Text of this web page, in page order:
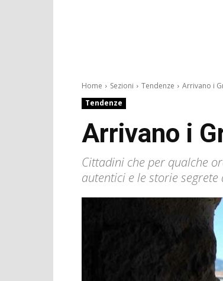
Home Sezioni Tendenze
Arrivano i
Tendenze
Arrivano i
Cittadini che per qualche
autentici e le storie